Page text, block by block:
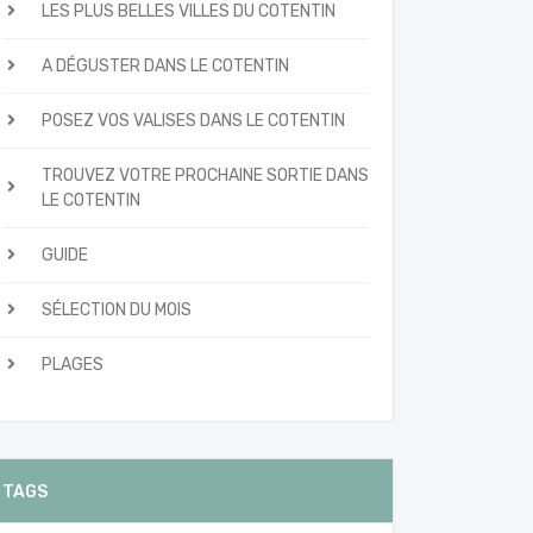
LES PLUS BELLES VILLES DU COTENTIN
A DÉGUSTER DANS LE COTENTIN
POSEZ VOS VALISES DANS LE COTENTIN
TROUVEZ VOTRE PROCHAINE SORTIE DANS
LE COTENTIN
GUIDE
SÉLECTION DU MOIS
PLAGES
TAGS